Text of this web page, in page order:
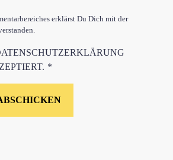
erklärst Du Dich mit der
*